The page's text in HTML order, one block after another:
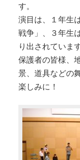
す。
演目は、１年生
戦争」、３年生
り出されています
保護者の皆様、
景、道具などの
楽しみに！